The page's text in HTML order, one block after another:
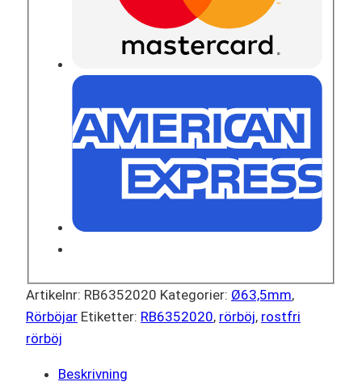
Artikelnr: RB6352020 Kategorier: Ø63,5mm,
Rörböjar Etiketter: RB6352020, rörböj, rostfri
rörböj
Beskrivning